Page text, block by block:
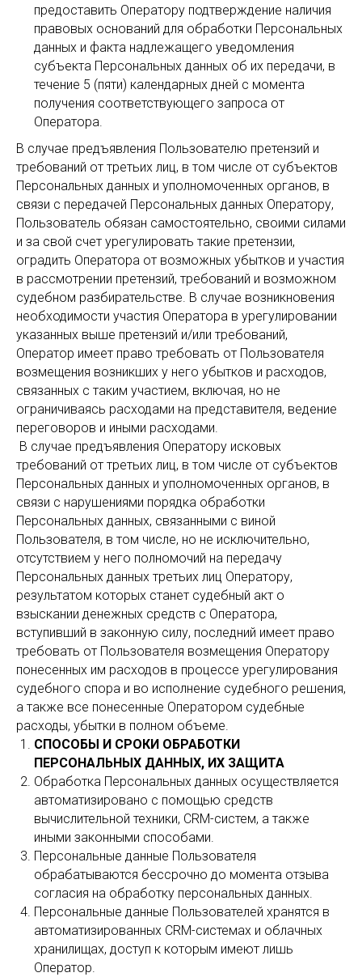
предоставить Оператору подтверждение наличия
правовых оснований для обработки Персональных
данных и факта надлежащего уведомления
субъекта Персональных данных об их передачи, в
течение 5 (пяти) календарных дней с момента
получения соответствующего запроса от
Оператора.
В случае предъявления Пользователю претензий и
требований от третьих лиц, в том числе от субъектов
Персональных данных и уполномоченных органов, в
связи с передачей Персональных данных Оператору,
Пользователь обязан самостоятельно, своими силами
и за свой счет урегулировать такие претензии,
оградить Оператора от возможных убытков и участия
в рассмотрении претензий, требований и возможном
судебном разбирательстве. В случае возникновения
необходимости участия Оператора в урегулировании
указанных выше претензий и/или требований,
Оператор имеет право требовать от Пользователя
возмещения возникших у него убытков и расходов,
связанных с таким участием, включая, но не
ограничиваясь расходами на представителя, ведение
переговоров и иными расходами.
В случае предъявления Оператору исковых
требований от третьих лиц, в том числе от субъектов
Персональных данных и уполномоченных органов, в
связи с нарушениями порядка обработки
Персональных данных, связанными с виной
Пользователя, в том числе, но не исключительно,
отсутствием у него полномочий на передачу
Персональных данных третьих лиц Оператору,
результатом которых станет судебный акт о
взыскании денежных средств с Оператора,
вступивший в законную силу, последний имеет право
требовать от Пользователя возмещения Оператору
понесенных им расходов в процессе урегулирования
судебного спора и во исполнение судебного решения,
а также все понесенные Оператором судебные
расходы, убытки в полном объеме.
СПОСОБЫ И СРОКИ ОБРАБОТКИ
ПЕРСОНАЛЬНЫХ ДАННЫХ, ИХ ЗАЩИТА
Обработка Персональных данных осуществляется
автоматизировано с помощью средств
вычислительной техники, CRM-систем, а также
иными законными способами.
Персональные данные Пользователя
обрабатываются бессрочно до момента отзыва
согласия на обработку персональных данных.
Персональные данные Пользователей хранятся в
автоматизированных CRM-системах и облачных
хранилищах, доступ к которым имеют лишь
Оператор.